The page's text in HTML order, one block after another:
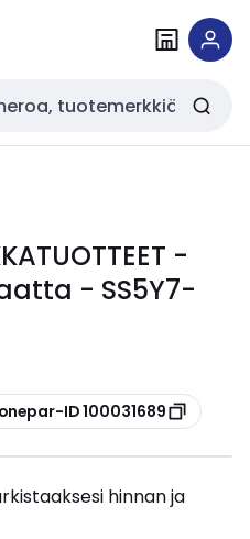
-
- SS5Y7-
ID 100031689
hinnan ja